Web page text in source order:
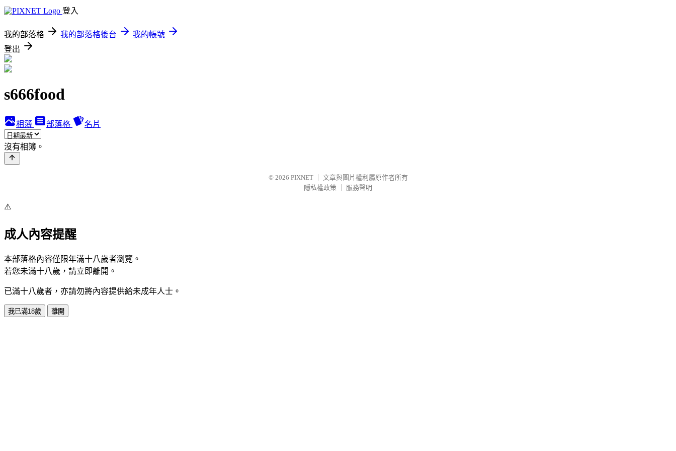
登入
我的部落格 我的部落格後台
我的帳號
登出
s666food
相簿 部落格 名片
沒有相簿。
© 2026 PIXNET
文章與圖片權利屬原作者所有
隱私權政策
服務聲明
⚠️
成人內容提醒
本部落格內容僅限年滿十八歲者瀏覽。
若您未滿十八歲，請立即離開。
已滿十八歲者，亦請勿將內容提供給未成年人士。
我已滿18歲 離開